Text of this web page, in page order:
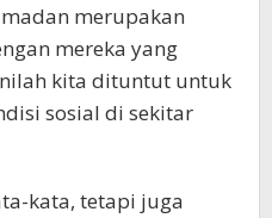
merupakan
mereka yang
kita dituntut untuk
sosial di sekitar
kata, tetapi juga